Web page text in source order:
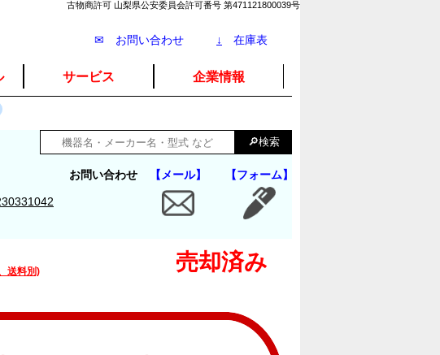
古物商許可 山梨県公安委員会許可番号 第471121800039号
✉ お問い合わせ ↓ 在庫表
サービス 企業情報
お問い合わせ 【メール】 【フォーム】
送料別) 売却済み